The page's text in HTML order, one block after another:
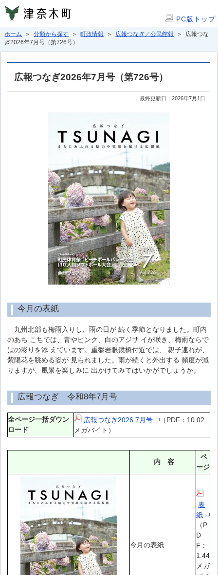
PC版トップ
ホーム ＞分類から探す ＞町政情報 ＞ 広報つなぎ／公民館報
＞ 広報つな
ぎ2026年7月号（第726号）
広報つなぎ2026年7月号（第726号）
最終更新日：2026年7月1日
今月の表紙
九州北部も梅雨入りし、雨の日が 続く季節となりました。町内
のあち こちでは、青やピンク、白のアジサ イが咲き、梅雨ならで
はの彩りを添 えています。重盤岩眼鏡橋付近では、 親子連れが、
紫陽花を眺める姿が 見られました。雨が続くと外出する 頻度が減
りますが、風景を楽しみに 出かけてみてはいかがでしょうか。
広報つなぎ 令和8年7月号
全ページ一括ダウン
ロード
広報つなぎ2026.7月号
（PDF：10.02
メガバイト）
内 容
ペ
ージ
今月の表紙
表
紙
（P
D
F：
1.44
メガ